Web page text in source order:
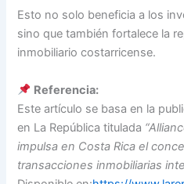
Esto no solo beneficia a los
sino que también fortalece la
inmobiliario costarricense.
Referencia:
Este artículo se basa en la
en La República titulada
impulsa en Costa Rica el
transacciones inmobiliarias